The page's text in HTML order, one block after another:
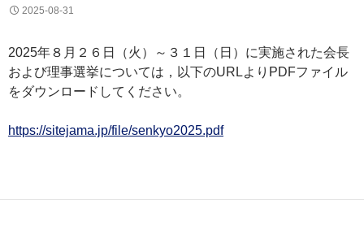
2025-08-31
2025年８月２６日（火）～３１日（日）に実施された会長
および理事選挙については，以下のURLよりPDFファイル
をダウンロードしてください。
https://sitejama.jp/file/senkyo2025.pdf